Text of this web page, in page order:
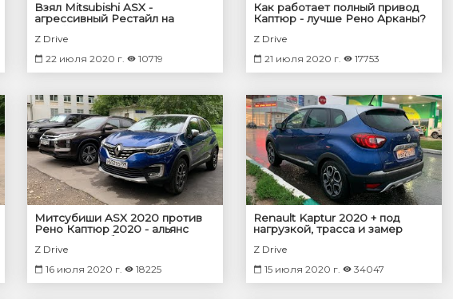
Взял Mitsubishi ASX -
агрессивный Рестайл на
Z Drive
22 июля 2020 г.
10719
Как работает полный привод
Каптюр - лучше Рено Арканы?
Z Drive
21 июля 2020 г.
17753
Митсубиши ASX 2020 против
Рено Каптюр 2020 - альянс
один, автомобили разные
Z Drive
16 июля 2020 г.
18225
Renault Kaptur 2020 + под
нагрузкой, трасса и замер
Z Drive
15 июля 2020 г.
34047